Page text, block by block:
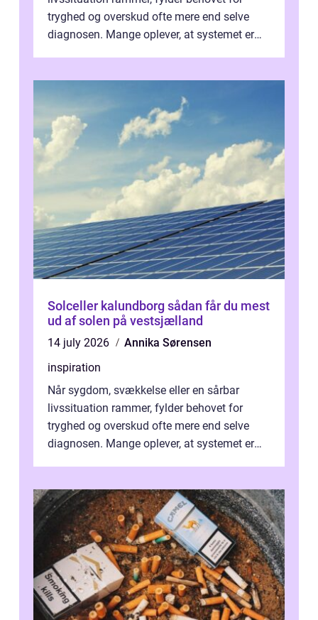
tryghed og overskud ofte mere end selve
diagnosen. Mange oplever, at systemet er
Solceller kalundborg sådan får du mest
ud af solen på vestsjælland
14 july 2026
Annika Sørensen
inspiration
Når sygdom, svækkelse eller en sårbar
livssituation rammer, fylder behovet for
tryghed og overskud ofte mere end selve
diagnosen. Mange oplever, at systemet er